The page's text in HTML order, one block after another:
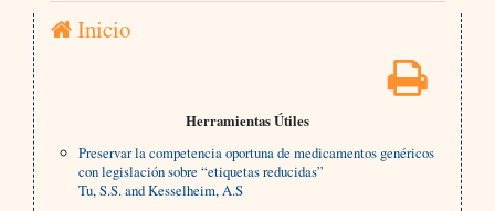
Inicio
Herramientas Útiles
Preservar la competencia oportuna de medicamentos genéricos
con legislación sobre “etiquetas reducidas”
Tu, S.S. and Kesselheim, A.S